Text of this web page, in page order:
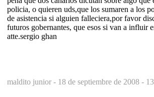
policia, o quieren uds,que los sumaren a los
de asistencia si alguien falleciera,por favor
futuros gobernantes, que esos si van a influir
atte.sergio ghan
maldito junior - 18 de septiembre de 2008 -